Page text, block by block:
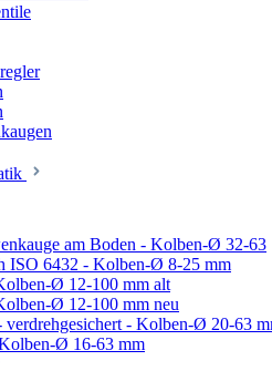
am Boden - Kolben-Ø 32-63
ISO 6432 - Kolben-Ø 8-25 mm
Ø 12-100 mm alt
Ø 12-100 mm neu
- Kolben-Ø 20-63
Ø 16-63 mm